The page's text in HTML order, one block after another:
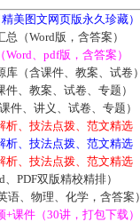
美图文网页版永久珍藏）
（Word版，含答案）
、pdf版，含答案）
（含课件、教案、试卷）
、教案、试卷、专题）
件、讲义、试卷、专题）
析、技法点拨、范文精选
析、技法点拨、范文精选
析、技法点拨、范文精选
PDF双版精校精排）
语、物理、化学，含答案）
课件（30讲，打包下载）